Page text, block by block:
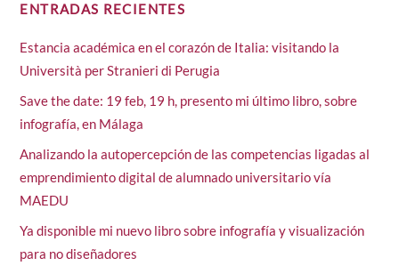
ENTRADAS RECIENTES
Estancia académica en el corazón de Italia: visitando la
Università per Stranieri di Perugia
Save the date: 19 feb, 19 h, presento mi último libro, sobre
infografía, en Málaga
Analizando la autopercepción de las competencias ligadas al
emprendimiento digital de alumnado universitario vía
MAEDU
Ya disponible mi nuevo libro sobre infografía y visualización
para no diseñadores